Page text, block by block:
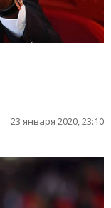
23 января 2020, 23:10